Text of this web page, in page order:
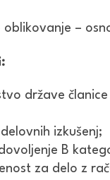
oblikovanje –
države
izkušenj;
B
za delo z